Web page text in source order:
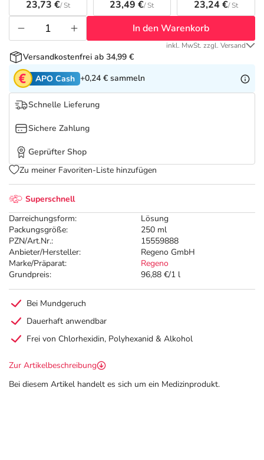
Tierapotheke
Vitamine & Mineralstoffe
Marken
Salus Deals
Superschnell
Darreichungsform:
Lösung
Packungsgröße:
250 ml
PZN/Art.Nr.:
15559888
Anbieter/Hersteller:
Regeno GmbH
Marke/Präparat:
Regeno
Grundpreis:
96,88 €/1 l
23,73 €/ St 23,49 €/ St 23,24 €/ St
In den Warenkorb
inkl. MwSt. zzgl. Versand
Versandkostenfrei ab 34,99 €
APO Cash +0,24 € sammeln
Schnelle Lieferung
Sichere Zahlung
Geprüfter Shop
Zu meiner Favoriten-Liste hinzufügen
Bei Mundgeruch
Dauerhaft anwendbar
Frei von Chlorhexidin, Polyhexanid & Alkohol
Zur Artikelbeschreibung
Bei diesem Artikel handelt es sich um ein Medizinprodukt.